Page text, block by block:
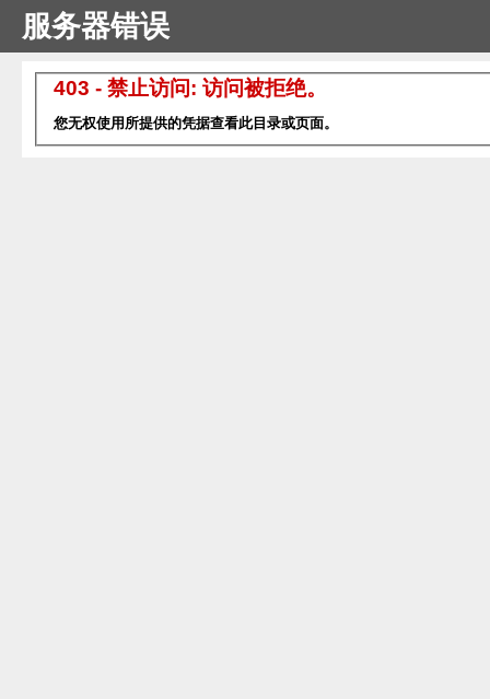
服务器错误
403 - 禁止访问: 访问被拒绝。
您无权使用所提供的凭据查看此目录或页面。